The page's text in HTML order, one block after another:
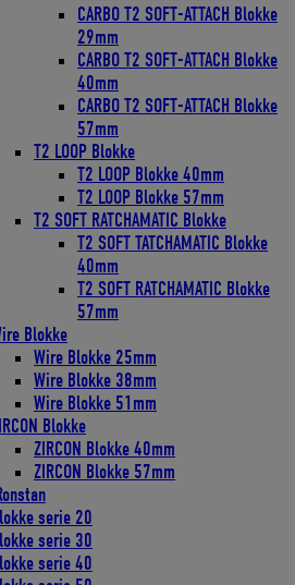
CARBO T2 SOFT-ATTACH Blokke
29mm
CARBO T2 SOFT-ATTACH Blokke
40mm
CARBO T2 SOFT-ATTACH Blokke
57mm
T2 LOOP Blokke
T2 LOOP Blokke 40mm
T2 LOOP Blokke 57mm
T2 SOFT RATCHAMATIC Blokke
T2 SOFT TATCHAMATIC Blokke
40mm
T2 SOFT RATCHAMATIC Blokke
57mm
Blokke
Wire Blokke 25mm
Wire Blokke 38mm
Wire Blokke 51mm
Blokke
ZIRCON Blokke 40mm
ZIRCON Blokke 57mm
serie 20
serie 30
serie 40